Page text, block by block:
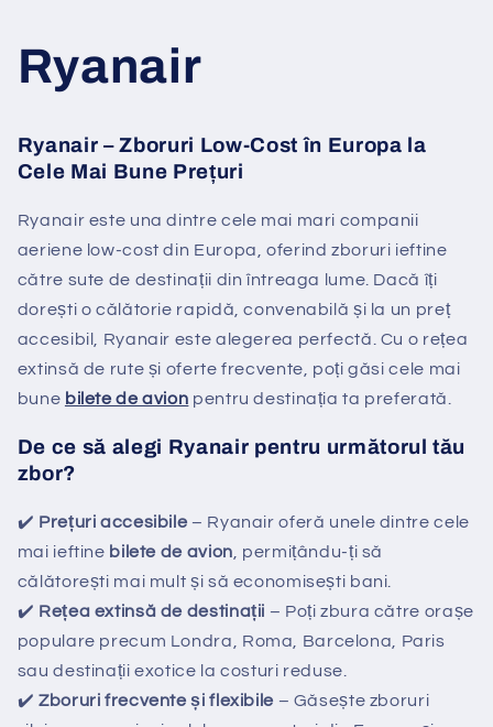
Ryanair
Ryanair – Zboruri Low-Cost în Europa la
Cele Mai Bune Prețuri
Ryanair este una dintre cele mai mari companii
aeriene low-cost din Europa, oferind zboruri ieftine
către sute de destinații din întreaga lume. Dacă îți
dorești o călătorie rapidă, convenabilă și la un preț
accesibil, Ryanair este alegerea perfectă. Cu o rețea
extinsă de rute și oferte frecvente, poți găsi cele mai
bune bilete de avion pentru destinația ta preferată.
De ce să alegi Ryanair pentru următorul tău
zbor?
✔️ Prețuri accesibile – Ryanair oferă unele dintre cele
mai ieftine bilete de avion , permițându-ți să
călătorești mai mult și să economisești bani.
✔️ Rețea extinsă de destinații – Poți zbura către orașe
populare precum Londra, Roma, Barcelona, Paris
sau destinații exotice la costuri reduse.
✔️Zboruri frecvente și flexibile – Găsește zboruri